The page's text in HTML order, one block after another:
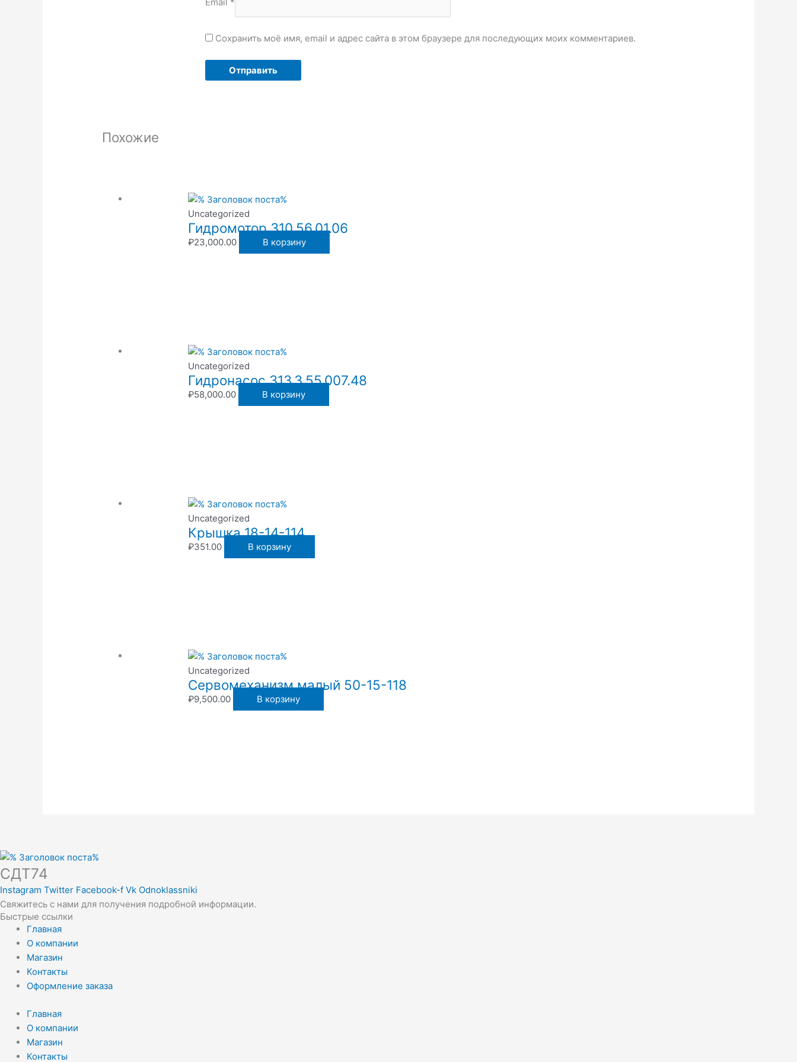
Сохранить моё имя, email и адрес сайта в этом браузере для последующих моих комментариев.
Похожие
Uncategorized
Гидромотор 310.56.01.06
₽23,000.00 В корзину
Uncategorized
Гидронасос 313.3.55.007.48
₽58,000.00 В корзину
Uncategorized
Крышка 18-14-114
₽351.00 В корзину
Uncategorized
Сервомеханизм малый 50-15-118
₽9,500.00 В корзину
СДТ74
Instagram Twitter Facebook-f Vk Odnoklassniki
Свяжитесь с нами для получения подробной информации.
Быстрые ссылки
Главная
О компании
Магазин
Контакты
Оформление заказа
Главная
О компании
Магазин
Контакты